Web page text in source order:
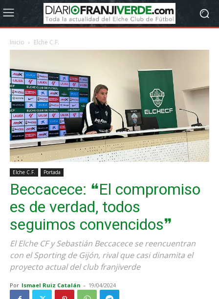
Inicio Elche C.F.
Elche C.F. Portada
Beccacece: ❝El compromiso
es de verdad, todos
seguimos convencidos❞
El Elche CF y Sebastián Beccacece se reencuentran
con el Sporting de Gijón, rival que casi dinamita el
proyecto actual del club franjiverde
Por Ismael Ruiz Catalán - 19/04/2024